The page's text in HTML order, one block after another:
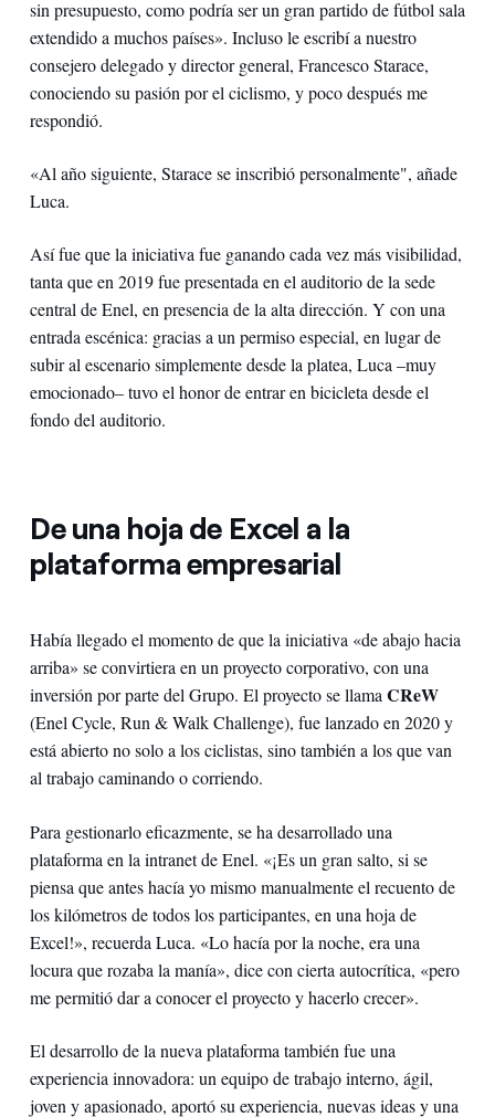
sin presupuesto, como podría ser un gran partido de fútbol sala
extendido a muchos países». Incluso le escribí a nuestro
consejero delegado y director general, Francesco Starace,
conociendo su pasión por el ciclismo, y poco después me
respondió.
«Al año siguiente, Starace se inscribió personalmente", añade
Luca.
Así fue que la iniciativa fue ganando cada vez más visibilidad,
tanta que en 2019 fue presentada en el auditorio de la sede
central de Enel, en presencia de la alta dirección. Y con una
entrada escénica: gracias a un permiso especial, en lugar de
subir al escenario simplemente desde la platea, Luca –muy
emocionado– tuvo el honor de entrar en bicicleta desde el
fondo del auditorio.
De una hoja de Excel a la
plataforma empresarial
Había llegado el momento de que la iniciativa «de abajo hacia
arriba» se convirtiera en un proyecto corporativo, con una
inversión por parte del Grupo. El proyecto se llamaCReW
(Enel Cycle, Run & Walk Challenge), fue lanzado en 2020 y
está abierto no solo a los ciclistas, sino también a los que van
al trabajo caminando o corriendo.
Para gestionarlo eficazmente, se ha desarrollado una
plataforma en la intranet de Enel. «¡Es un gran salto, si se
piensa que antes hacía yo mismo manualmente el recuento de
los kilómetros de todos los participantes, en una hoja de
Excel!», recuerda Luca. «Lo hacía por la noche, era una
locura que rozaba la manía», dice con cierta autocrítica, «pero
me permitió dar a conocer el proyecto y hacerlo crecer».
El desarrollo de la nueva plataforma también fue una
experiencia innovadora: un equipo de trabajo interno, ágil,
joven y apasionado, aportó su experiencia, nuevas ideas y una